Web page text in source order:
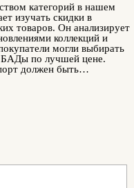
категорий в нашем
изучать скидки в
товаров. Он анализирует
коллекций и
могли выбирать
по лучшей цене.
должен быть
покупать нужные